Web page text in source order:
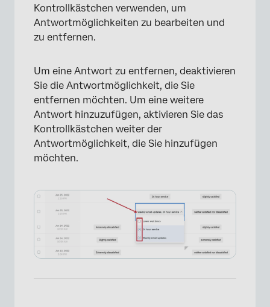
×
Kontrollkästchen verwenden, um
Antwortmöglichkeiten zu bearbeiten und
zu entfernen.
Um eine Antwort zu entfernen, deaktivieren
Sie die Antwortmöglichkeit, die Sie
entfernen möchten. Um eine weitere
Antwort hinzuzufügen, aktivieren Sie das
Kontrollkästchen weiter der
Antwortmöglichkeit, die Sie hinzufügen
möchten.